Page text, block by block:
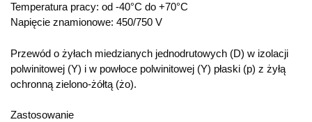
Temperatura pracy: od -40°C do +70°C
Napięcie znamionowe: 450/750 V
Przewód o żyłach miedzianych jednodrutowych (D) w izolacji
polwinitowej (Y) i w powłoce polwinitowej (Y) płaski (p) z żyłą
ochronną zielono-żółtą (żo).
Zastosowanie